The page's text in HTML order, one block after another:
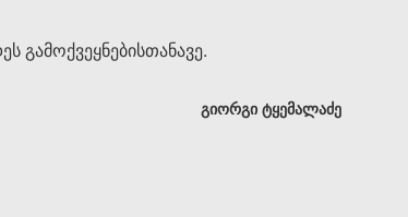
გამოქვეყნებისთანავე.
გიორგი ტყემალაძე